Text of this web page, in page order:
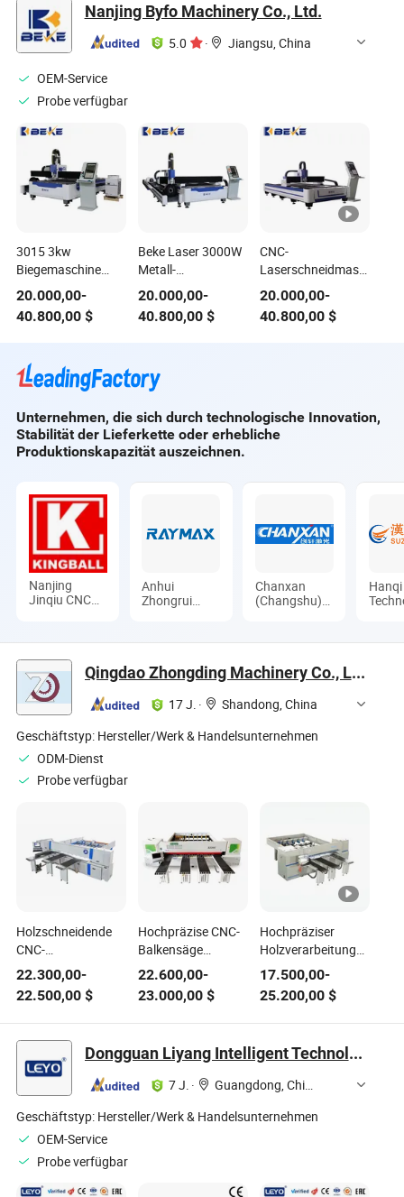
Edelstahl,
Metallblech, Platte,
Rohr, Rohr, Fasen
verkaufen
Nanjing Byfo Machinery Co., Ltd.
5.0 · Jiangsu, China
OEM-Service
Probe verfügbar
3015 3kw
Biegemaschine
CNC
Laserschneidmaschine
Rohr und Blech
20.000,00-
40.800,00 $
Beke Laser 3000W
Metall-
Laserschneider
CNC Blechmetall-
Faserlaserschneidemaschine
20.000,00-
40.800,00$
CNC-
Laserschneidmaschine
Messing Eisen
Kohlenstoff
Edelstahl
20.000,00-
40.800,00$
Unternehmen, die sich durch technologische Innovation,
Stabilität der Lieferkette oder erhebliche
Produktionskapazität auszeichnen.
Nanjing
Jinqiu CNC
Anhui
Zhongrui
Co., Ltd.
Chanxan
(Changshu)
Co., Ltd.
Hanqi
Qingdao Zhongding Machinery Co., Ltd.
17 J. ·
Shandong, China
Geschäftstyp: Hersteller/Werk & Handelsunternehmen
ODM-Dienst
Probe verfügbar
Holzschneidende
CNC-
Balkensägemaschine
Holzverarbeitungsfräse
mit hoher Präzision
22.300,00-
22.500,00 $
Hochpräzise CNC-
Balkensäge
Maschine
Intelligente
Computer
Schneidemaschine
22.600,00-
23.000,00$
Hochpräziser
Holzverarbeitungs-
CNC-Plattensäge-
Balkensäge-
Maschine zum
Holzschneiden
17.500,00-
25.200,00$
Dongguan Liyang Intelligent Technology Co., Ltd.
7 J. ·
Guangdong, China
Geschäftstyp: Hersteller/Werk & Handelsunternehmen
OEM-Service
Probe verfügbar